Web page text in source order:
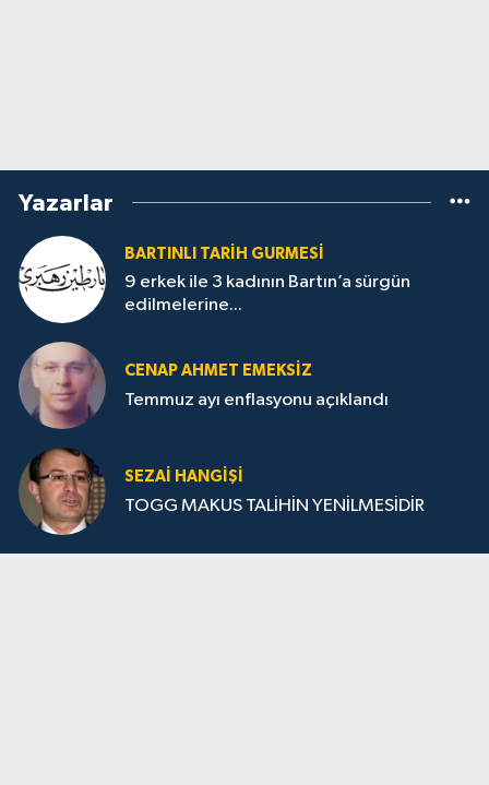
Yazarlar
BARTINLI TARIH GURMESI
9 erkek ile 3 kadının Bartın’a sürgün
edilmelerine...
CENAP AHMET EMEKSİZ
Temmuz ayı enflasyonu açıklandı
SEZAI HANGİŞİ
TOGG MAKUS TALİHİN YENİLMESİDİR